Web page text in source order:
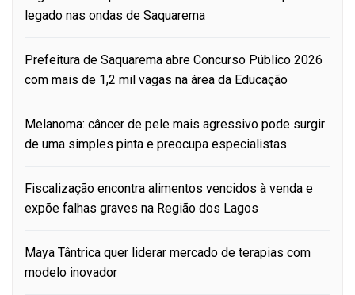
legado nas ondas de Saquarema
Prefeitura de Saquarema abre Concurso Público 2026
com mais de 1,2 mil vagas na área da Educação
Melanoma: câncer de pele mais agressivo pode surgir
de uma simples pinta e preocupa especialistas
Fiscalização encontra alimentos vencidos à venda e
expõe falhas graves na Região dos Lagos
Maya Tântrica quer liderar mercado de terapias com
modelo inovador